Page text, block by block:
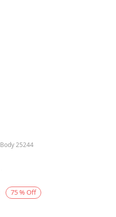
Body 25244
75% Off
El precio